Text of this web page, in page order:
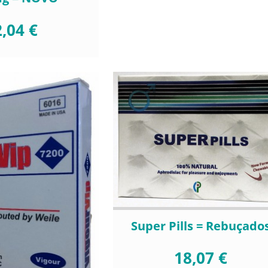
€
Super Pills =
18,07 €